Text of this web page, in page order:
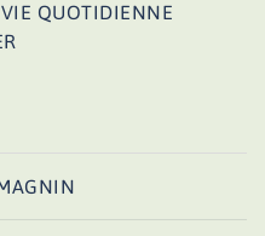
QUOTIDIENNE